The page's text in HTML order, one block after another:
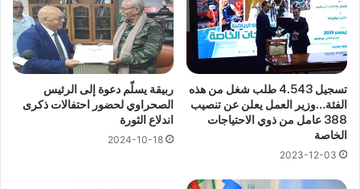
تسجيل 4.543 طلب شغل من هذه
الفئة…وزير العمل يعلن عن تنصيب
388 عامل من ذوي الاحتياجات
الخاصة
2023-12-03
ربيقة يسلّم دعوة إلى الرئيس
الصحراوي لحضور احتفالات ذكرى
اندلاع الثورة
2024-10-18